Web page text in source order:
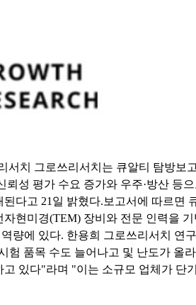
서치 그로쓰리서치는 큐알티 탐방보
뢰성 평가 수요 증가와 우주·방산 등
다고 21일 밝혔다.보고서에 따르면
현미경(TEM) 장비와 전문 인력을
량에 있다. 한용희 그로쓰리서치 연
험 품목 수도 늘어나고 및 난도가 올
있다"라며 "이는 소규모 업체가 단